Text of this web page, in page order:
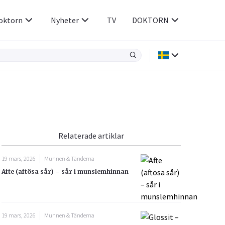
Rörelseapparaten
Sex & Samliv
Sömn & Stress
Nyheter TV DOKTORN
Relaterade artiklar
19 mars, 2026
Munnen & Tänderna
Afte (aftösa sår) – sår i munslemhinnan
19 mars, 2026
Munnen & Tänderna